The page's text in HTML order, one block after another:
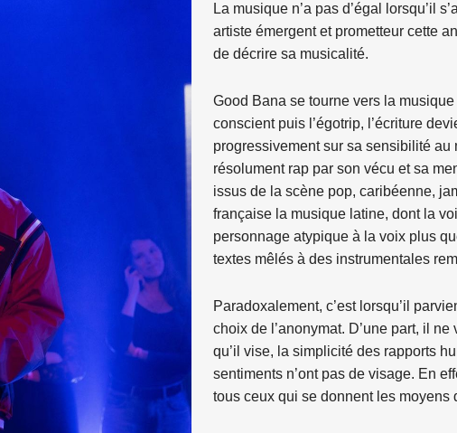
La musique n’a pas d’égal lorsqu’il
artiste émergent et prometteur cette
de décrire sa musicalité.
Good Bana se tourne vers la
conscient puis l’égotrip, l’écriture
progressivement sur sa sensibilité
résolument rap par son vécu et sa
issus de la scène pop, caribéenne,
française la musique latine, dont la
personnage atypique à la voix plus
textes mêlés à des instrumentales
Paradoxalement, c’est lorsqu’il
choix de l’anonymat. D’une part, il
qu’il vise, la simplicité des rapports
sentiments n’ont pas de visage. En
tous ceux qui se donnent les moyens